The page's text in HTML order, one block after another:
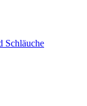
Schläuche